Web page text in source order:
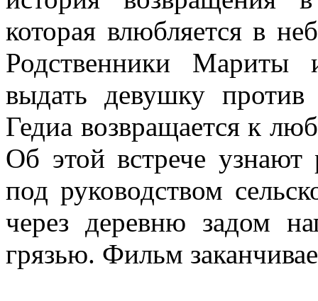
которая влюбляется в
Родственники Мариты
выдать девушку против
Гедиа возвращается к
Об этой встрече
под руководством
через деревню задом
грязью. Фильм